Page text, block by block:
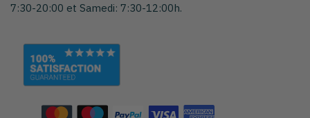
7:30-20:00 et Samedi: 7:30-12:00h.